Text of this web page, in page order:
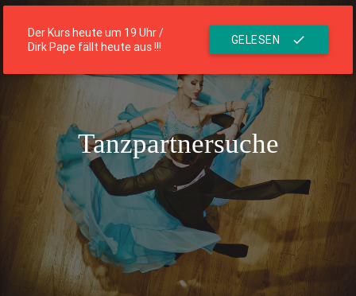
Der Kurs heute um 19 Uhr /
Dirk Pape fällt heute aus !!!
GELESEN check
Die Residenz
menu
Tanzpartnersuche